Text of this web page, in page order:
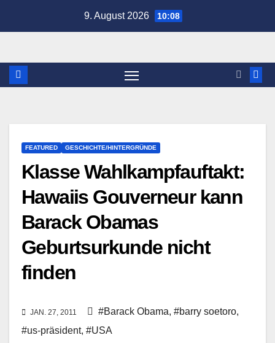
9. August 2026 10:08
FEATURED GESCHICHTE/HINTERGRÜNDE
Klasse Wahlkampfauftakt:
Hawaiis Gouverneur kann
Barack Obamas
Geburtsurkunde nicht
finden
JAN. 27, 2011 #Barack Obama, #barry soetoro,
#us-präsident, #USA